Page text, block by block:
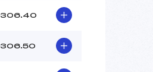
306.40
306.50